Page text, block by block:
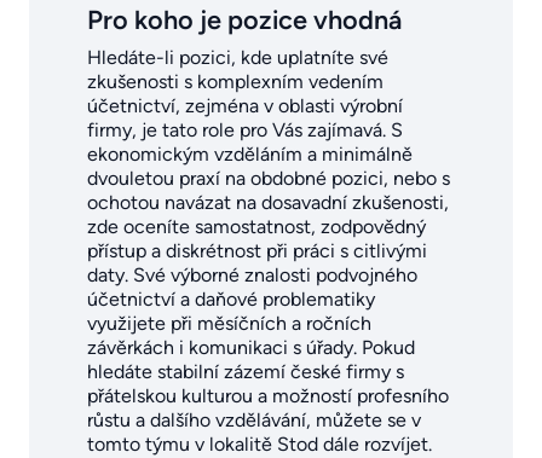
Pro koho je pozice vhodná
Hledáte-li pozici, kde uplatníte své
zkušenosti s komplexním vedením
účetnictví, zejména v oblasti výrobní
firmy, je tato role pro Vás zajímavá. S
ekonomickým vzděláním a minimálně
dvouletou praxí na obdobné pozici, nebo s
ochotou navázat na dosavadní zkušenosti,
zde oceníte samostatnost, zodpovědný
přístup a diskrétnost při práci s citlivými
daty. Své výborné znalosti podvojného
účetnictví a daňové problematiky
využijete při měsíčních a ročních
závěrkách i komunikaci s úřady. Pokud
hledáte stabilní zázemí české firmy s
přátelskou kulturou a možností profesního
růstu a dalšího vzdělávání, můžete se v
tomto týmu v lokalitě Stod dále rozvíjet.